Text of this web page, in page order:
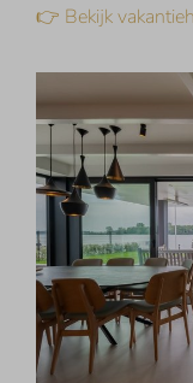
👉 Bekijk